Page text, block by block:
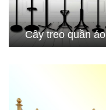
Cây treo quần áo